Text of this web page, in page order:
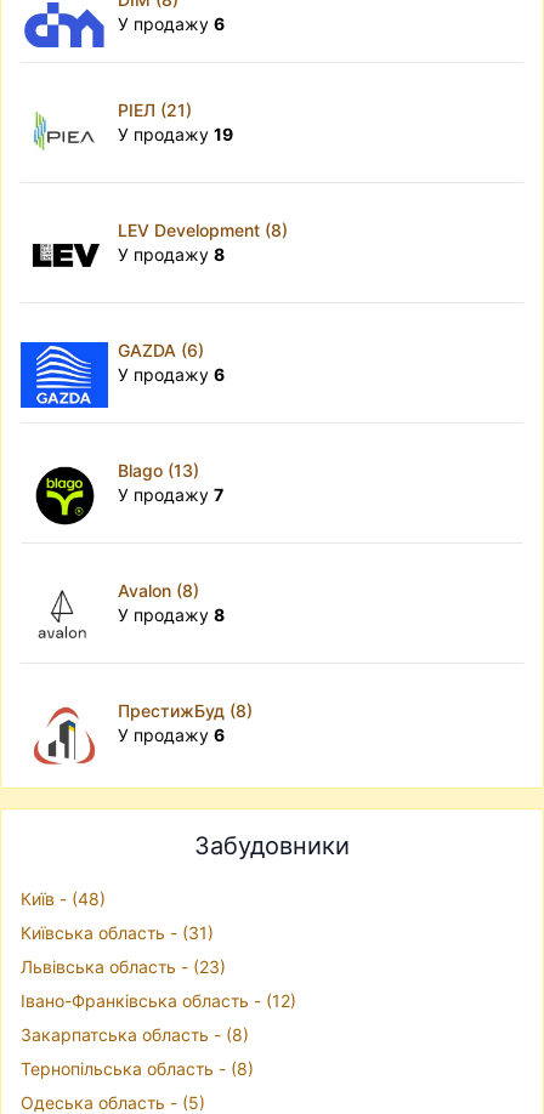
У продажу 6
РІЕЛ (21)
У продажу 19
LEV Development (8)
У продажу 8
GAZDA (6)
У продажу 6
Blago (13)
У продажу 7
Avalon (8)
У продажу 8
ПрестижБуд (8)
У продажу 6
Забудовники
Київ - (48)
Київська область - (31)
Львівська область - (23)
Івано-Франківська область - (12)
Закарпатська область - (8)
Тернопільська область - (8)
Одеська область - (5)